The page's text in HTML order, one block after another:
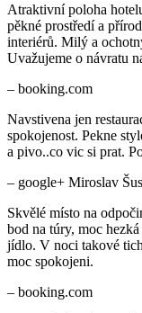
Atraktivní poloha
pěkné prostředí a
interiérů. Milý a
Uvažujeme o návratu
– booking.com
Navstivena jen
spokojenost. Pekne
a pivo..co vic si prat.
– google+ Miroslav
Skvělé místo na
bod na túry, moc
jídlo. V noci takové
moc spokojeni.
– booking.com